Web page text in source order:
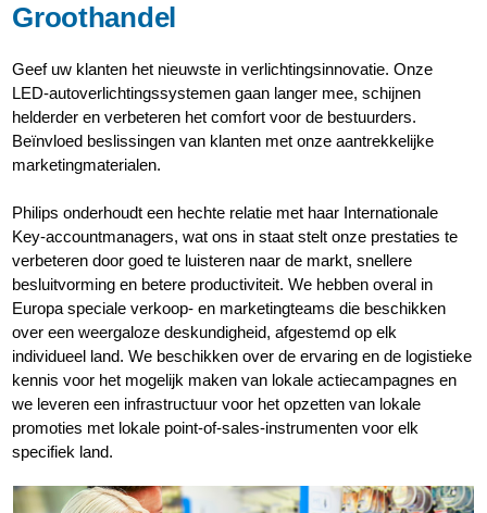
Groothandel
Geef uw klanten het nieuwste in verlichtingsinnovatie. Onze
LED-autoverlichtingssystemen gaan langer mee, schijnen
helderder en verbeteren het comfort voor de bestuurders.
Beïnvloed beslissingen van klanten met onze aantrekkelijke
marketingmaterialen.
Philips onderhoudt een hechte relatie met haar Internationale
Key-accountmanagers, wat ons in staat stelt onze prestaties te
verbeteren door goed te luisteren naar de markt, snellere
besluitvorming en betere productiviteit. We hebben overal in
Europa speciale verkoop- en marketingteams die beschikken
over een weergaloze deskundigheid, afgestemd op elk
individueel land. We beschikken over de ervaring en de logistieke
kennis voor het mogelijk maken van lokale actiecampagnes en
we leveren een infrastructuur voor het opzetten van lokale
promoties met lokale point-of-sales-instrumenten voor elk
specifiek land.